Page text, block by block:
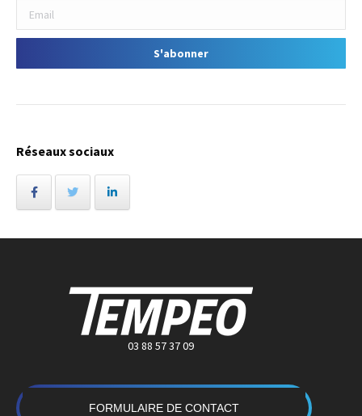
Réseaux sociaux
03 88 57 37 09
FORMULAIRE DE CONTACT